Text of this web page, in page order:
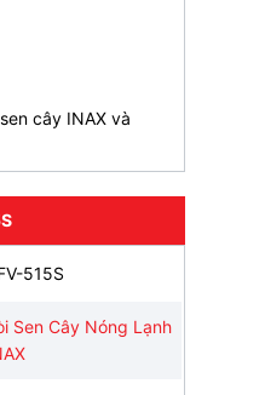
cây INAX và
515S
Sen Cây Nóng Lạnh